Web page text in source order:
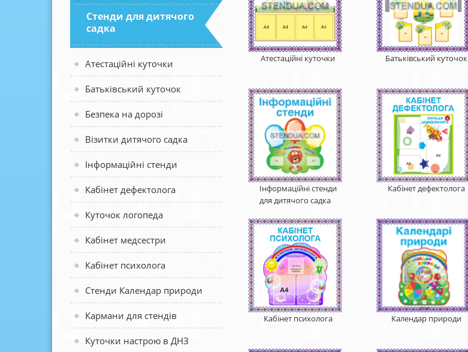
Стенди для дитячого
садка
Атестаційні куточки
Батьківський куточок
Безпека на дорозі
Візитки дитячого садка
Інформаційні стенди
Кабінет дефектолога
Куточок логопеда
Кабінет медсестри
Кабінет психолога
Стенди Календар природи
Кармани для стендів
Куточки настрою в ДНЗ
Атестаційні куточки Батьківський куточок
Інформаційні стенди
для дитячого садка
Кабінет дефектолога
Кабінет психолога Календар природи